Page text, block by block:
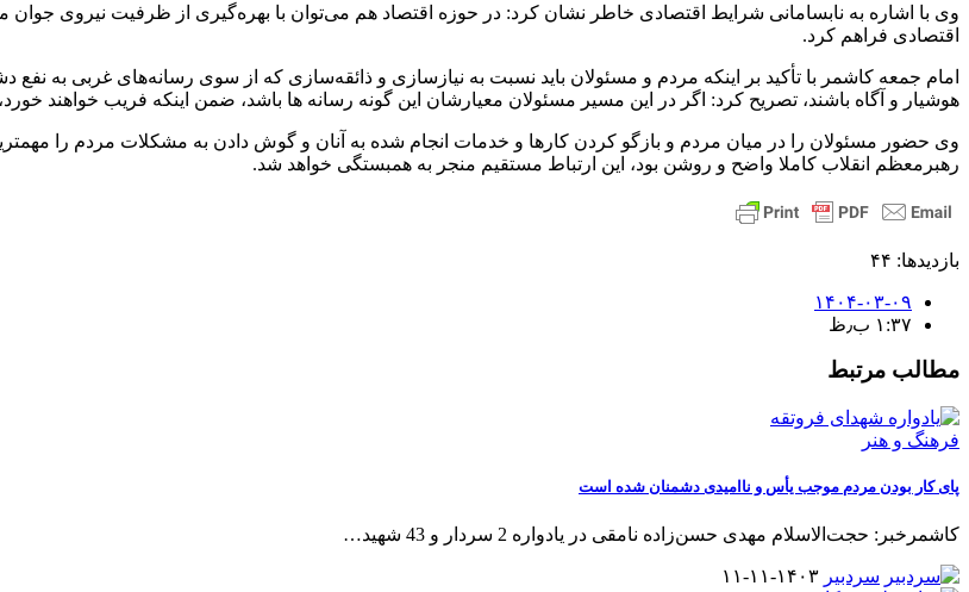
وی با اشاره به نابسامانی شرایط اقتصادی خاطر نشان کرد: در حوزه اقتصاد هم می‌توان با بهره‌گیری از ظرفیت نیروی
اقتصادی فراهم کرد.
امام جمعه کاشمر با تأکید بر اینکه مردم و مسئولان باید نسبت به نیازسازی و ذائقه‌سازی که از سوی رسانه‌های غربی به نفع
هوشیار و آگاه باشند، تصریح کرد: اگر در این مسیر مسئولان معیارشان این گونه رسانه ها باشد، ضمن اینکه فریب خواهند
رهبرمعظم انقلاب کاملا واضح و روشن بود، این ارتباط مستقیم منجر به همبستگی خواهد شد.
بازدیدها: ۴۴
۱۴۰۴-۰۳-۰۹
۱:۳۷ ب٫ظ
مطالب مرتبط
فرهنگ و هنر
پای کار بودن مردم موجب یأس و ناامیدی دشمنان شده است
کاشمرخبر: حجت‌الاسلام مهدی حسن‌زاده نامقی در یادواره 2 سردار و 43 شهید …
سردبیر ۱۴۰۳-۱۱-۱۱